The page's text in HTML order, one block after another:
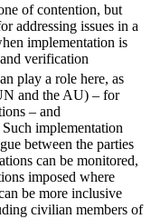
of contention, but
addressing issues in a
implementation is
verification
play a role here, as
and the AU) – for
– and
implementation
be­tween the parties
can be monitored,
imposed where
be more inclusive
civilian members of